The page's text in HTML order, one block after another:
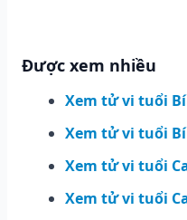
Được xem nhiều
Xem tử vi tuổi
Xem tử vi tuổi
Xem tử vi tuổi
Xem tử vi tuổi